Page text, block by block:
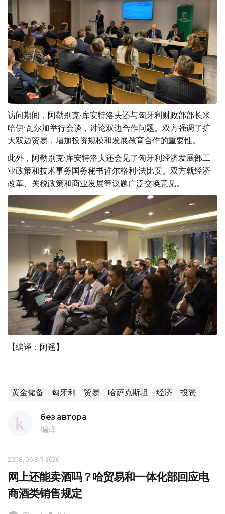
访问期间，阿勒别克·库安特洛夫还与匈牙利财政部部长米
哈伊·瓦尔加举行会谈，讨论双边合作问题。双方强调了扩
大双边贸易，增加投资规模和发展教育合作的重要性。
此外，阿勒别克·库安特洛夫还会见了匈牙利经济发展部工
业政策和技术事务国务秘书哲尔格利·法比安。双方就经济
改革、关税政策和商业发展等议题广泛交换意见。
【编译：阿遥】
黄金储备 匈牙利 贸易 哈萨克斯坦 经济 投资
без автора
编译
20:18, 06 8月 2026
网上还能卖酒吗？哈贸易和一体化部回应电
商酒类销售规定